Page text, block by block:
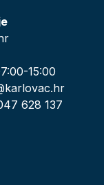
15:00
628 137